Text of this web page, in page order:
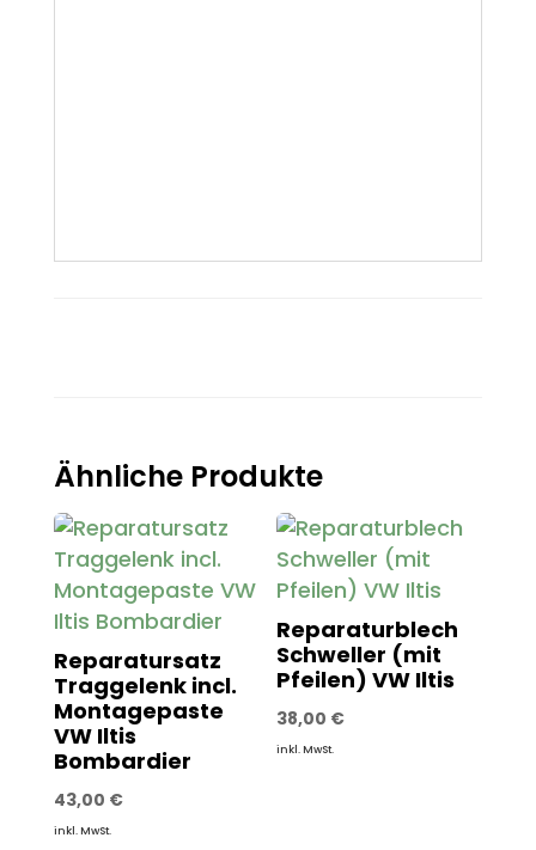
Ähnliche Produkte
Reparatursatz
Traggelenk incl.
Montagepaste
VW Iltis
Bombardier
43,00 €
inkl. MwSt.
Reparaturblech
Schweller (mit
Pfeilen) VW Iltis
38,00 €
inkl. MwSt.